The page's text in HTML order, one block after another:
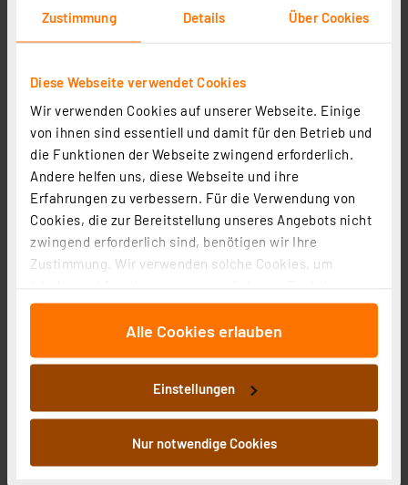
Zustimmung Details Über Cookies
Diese Webseite verwendet Cookies
Wir verwenden Cookies auf unserer Webseite. Einige
von ihnen sind essentiell und damit für den Betrieb und
die Funktionen der Webseite zwingend erforderlich.
Andere helfen uns, diese Webseite und ihre
Erfahrungen zu verbessern. Für die Verwendung von
Cookies, die zur Bereitstellung unseres Angebots nicht
zwingend erforderlich sind, benötigen wir Ihre
Zustimmung. Wir verwenden solche Cookies, um
für soziale Medien anbieten zu können und die Zugriffe
auf unsere Website zu analysieren. Außerdem geben
an unsere Partner für soziale Medien, Werbung und
Analysen weiter. Unsere Partner führen diese
Informationen möglicherweise mit weiteren Daten
zusammen, die Sie ihnen bereitgestellt haben oder die
sie im Rahmen Ihrer Nutzung der Dienste gesammelt
Alle Cookies erlauben
Einstellungen
Nur notwendige Cookies
Artikel-Nr. 252684
inkl. MwSt.
Informationen zu Versandkosten
EZVIZ Outdoor-Akku-Überwachungskamera EB8
4G/LTE, 2K-Auflösung, Bewegungserkennung, Micro-